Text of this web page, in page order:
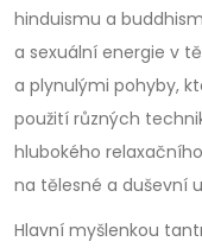
hinduismu a
a sexuální energie v
a plynulými pohyby,
použití různých
hlubokého
na tělesné a duševní
Hlavní myšlenkou